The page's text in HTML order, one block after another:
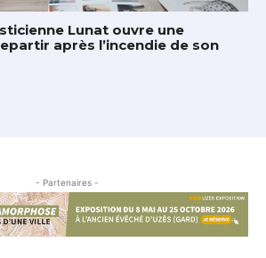
Lunat ouvre une
après l’incendie de son
- Partenaires -